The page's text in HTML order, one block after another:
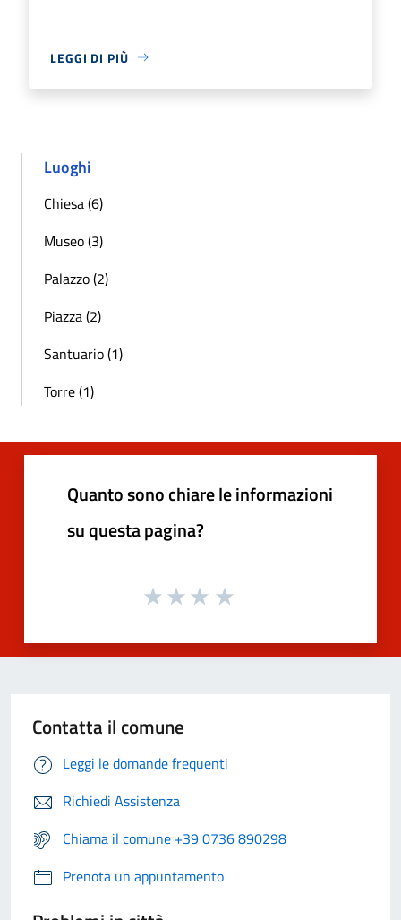
LEGGI DI PIÙ
Luoghi
Chiesa (6)
Museo (3)
Palazzo (2)
Piazza (2)
Santuario (1)
Torre (1)
Quanto sono chiare le informazioni
su questa pagina?
Contatta il comune
Leggi le domande frequenti
Richiedi Assistenza
Chiama il comune +39 0736 890298
Prenota un appuntamento